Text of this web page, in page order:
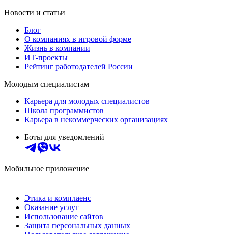
Новости и статьи
Блог
О компаниях в игровой форме
Жизнь в компании
ИТ-проекты
Рейтинг работодателей России
Молодым специалистам
Карьера для молодых специалистов
Школа программистов
Карьера в некоммерческих организациях
Боты для уведомлений
Мобильное приложение
Этика и комплаенс
Оказание услуг
Использование сайтов
Защита персональных данных